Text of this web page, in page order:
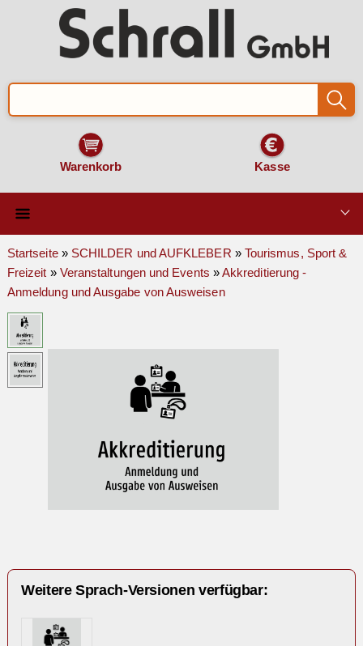
Warenkorb Kasse
Qualität & Technik
SCHILDER und AUFKLEBER
VERKEHRSZEICHEN
Montage & Zubehör
Startseite» SCHILDER und AUFKLEBER » Tourismus, Sport &
Freizeit » Veranstaltungen und Events »Akkreditierung -
Anmeldung und Ausgabe von Ausweisen
Weitere Sprach-Versionen verfügbar: